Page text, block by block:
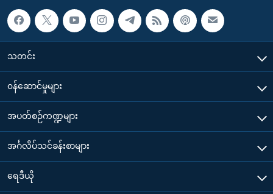
သတင်း
၀န်ဆောင်မှုများ
အပတ်စဉ်ကဏ္ဍများ
အင်္ဂလိပ်သင်ခန်းစာများ
ရေဒီယို